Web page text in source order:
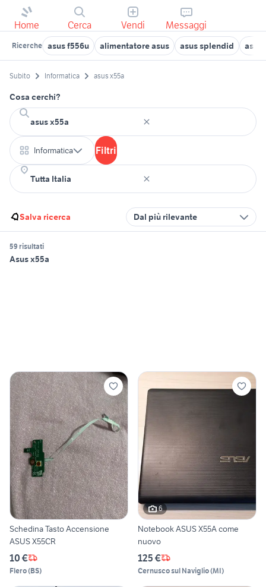
Home Cerca Vendi Messaggi
Ricerche asus f556u alimentatore asus asus splendid asus
Subito Informatica asus x55a
Cosa cerchi?
Informatica Filtri
Salva ricerca Dal più rilevante
59 risultati
Asus x55a
Schedina Tasto Accensione
ASUS X55CR
10 €
Flero(BS)
6
Notebook ASUS X55A come
nuovo
125 €
Cernusco sul Naviglio(MI)